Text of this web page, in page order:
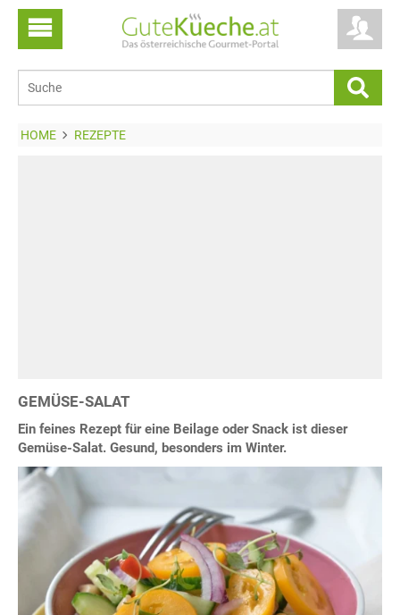
HOME REZEPTE
GEMÜSE-SALAT
Ein feines Rezept für eine Beilage oder Snack ist dieser
Gemüse-Salat. Gesund, besonders im Winter.